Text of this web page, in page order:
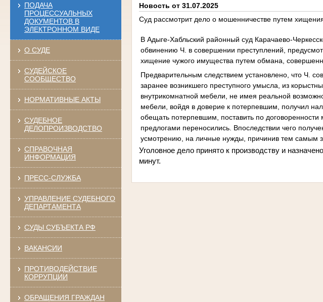
ПОДАЧА
ПРОЦЕССУАЛЬНЫХ
ДОКУМЕНТОВ В
ЭЛЕКТРОННОМ ВИДЕ
О СУДЕ
СУДЕЙСКОЕ
СООБЩЕСТВО
НОРМАТИВНЫЕ АКТЫ
СУДЕБНОЕ
ДЕЛОПРОИЗВОДСТВО
СПРАВОЧНАЯ
ИНФОРМАЦИЯ
ПРЕСС-СЛУЖБА
УПРАВЛЕНИЕ СУДЕБНОГО
ДЕПАРТАМЕНТА
СУДЫ СУБЪЕКТА РФ
ВАКАНСИИ
ПРОТИВОДЕЙСТВИЕ
КОРРУПЦИИ
ОБРАЩЕНИЯ ГРАЖДАН
Новость от 31.07.2025
Суд рассмотрит дело о мошенничестве путем
В Адыге-Хабльский районный суд Карачаево-
обвинению Ч. в совершении преступлений,
хищение чужого имущества путем обмана,
Предварительным следствием установлено, что Ч.
заранее возникшего преступного умысла, из
внутрикомнатной мебели, не имея реальной
мебели, войдя в доверие к потерпевшим, получил
обещать потерпевшим, поставить по
предлогами переносились. Впоследствии чего
усмотрению, на личные нужды, причинив тем самым
Уголовное дело принято к производству и
минут.